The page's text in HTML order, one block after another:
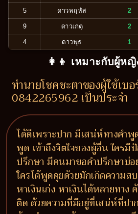
5 ดาวพฤหัส 2
9 ดาวเกตุ 2
4 ดาวพุธ 1
👩‍👦 เหมาะกับผู้ห
ทำนายโชคชะตาของผู้ใช้เบ
0842265962 เป็นประจำ
ได้ดีเพราะปาก มีเสน่ห์ทางคำ
พูด เข้าถึงจิตใจของผู้อื่น ใครมี
ปรึกษา มีคนมาขอคำปรึกษาบ่อ
ใครได้พูดคุยด้วยมักเกิดความส
หาเงินเก่ง หาเงินได้หลายทาง
ติด ด้วยความที่มีอยู่ที่เสน่ห์ที่ป